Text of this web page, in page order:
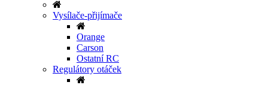
Vysílače-přijímače
Orange
Carson
Ostatní RC
Regulátory otáček